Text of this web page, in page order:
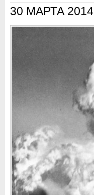
30 МАРТА 2014